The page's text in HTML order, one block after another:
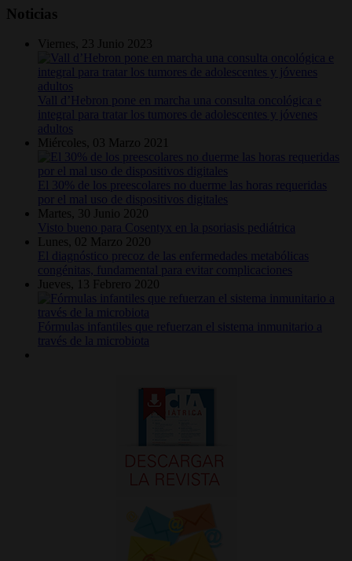
Noticias
Viernes, 23 Junio 2023
Vall d’Hebron pone en marcha una consulta oncológica e
integral para tratar los tumores de adolescentes y jóvenes
adultos
Miércoles, 03 Marzo 2021
El 30% de los preescolares no duerme las horas requeridas
por el mal uso de dispositivos digitales
Martes, 30 Junio 2020
Visto bueno para Cosentyx en la psoriasis pediátrica
Lunes, 02 Marzo 2020
El diagnóstico precoz de las enfermedades metabólicas
congénitas, fundamental para evitar complicaciones
Jueves, 13 Febrero 2020
Fórmulas infantiles que refuerzan el sistema inmunitario a
través de la microbiota